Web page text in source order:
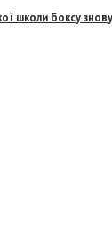
школи боксу